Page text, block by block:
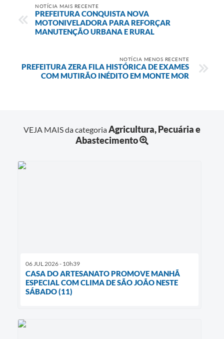
NOTÍCIA MAIS RECENTE
PREFEITURA CONQUISTA NOVA
MOTONIVELADORA PARA REFORÇAR
MANUTENÇÃO URBANA E RURAL
NOTÍCIA MENOS RECENTE
PREFEITURA ZERA FILA HISTÓRICA DE EXAMES
COM MUTIRÃO INÉDITO EM MONTE MOR
VEJA MAIS da categoriaAgricultura, Pecuária e
Abastecimento
06 JUL 2026 - 10h39
CASA DO ARTESANATO PROMOVE MANHÃ
ESPECIAL COM CLIMA DE SÃO JOÃO NESTE
SÁBADO (11)